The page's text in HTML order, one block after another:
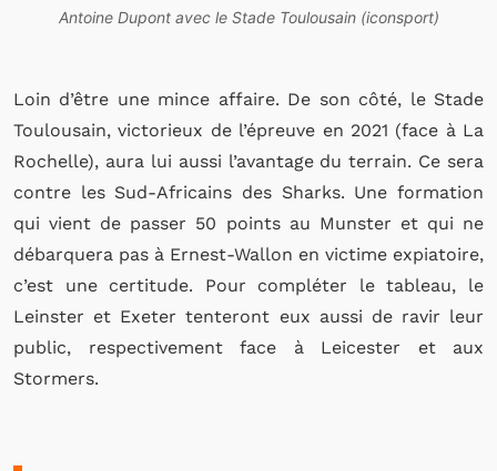
Antoine Dupont avec le Stade Toulousain (iconsport)
Loin d’être une mince affaire. De son côté, le Stade
Toulousain, victorieux de l’épreuve en 2021 (face à La
Rochelle), aura lui aussi l’avantage du terrain. Ce sera
contre les Sud-Africains des Sharks. Une formation
qui vient de passer 50 points au Munster et qui ne
débarquera pas à Ernest-Wallon en victime expiatoire,
c’est une certitude. Pour compléter le tableau, le
Leinster et Exeter tenteront eux aussi de ravir leur
public, respectivement face à Leicester et aux
Stormers.